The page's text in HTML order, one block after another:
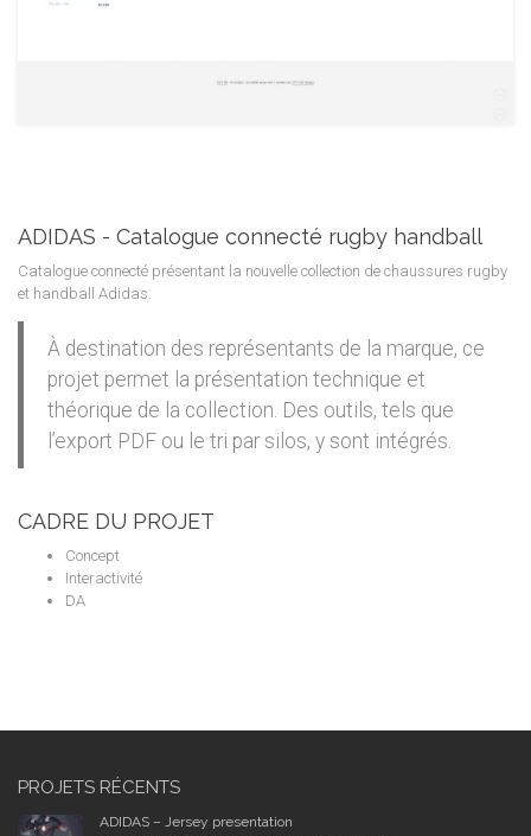
ADIDAS - Catalogue connecté rugby handball
Catalogue connecté présentant la nouvelle collection de chaussures rugby
et handball Adidas.
À destination des représentants de la marque, ce
projet permet la présentation technique et
théorique de la collection. Des outils, tels que
l’export PDF ou le tri par silos, y sont intégrés.
CADRE DU PROJET
Concept
Interactivité
DA
PROJETS RÉCENTS
ADIDAS – Jersey presentation